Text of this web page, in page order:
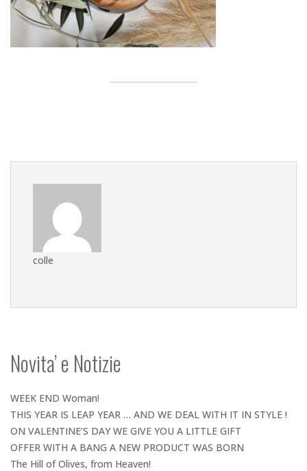
colle
Novita’ e Notizie
WEEK END Woman!
THIS YEAR IS LEAP YEAR … AND WE DEAL WITH IT IN STYLE !
ON VALENTINE’S DAY WE GIVE YOU A LITTLE GIFT
OFFER WITH A BANG A NEW PRODUCT WAS BORN
The Hill of Olives, from Heaven!